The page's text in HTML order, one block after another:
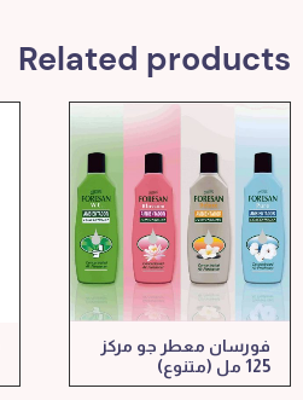
Related products
فورسان معطر جو مركز
125 مل (متنوع)